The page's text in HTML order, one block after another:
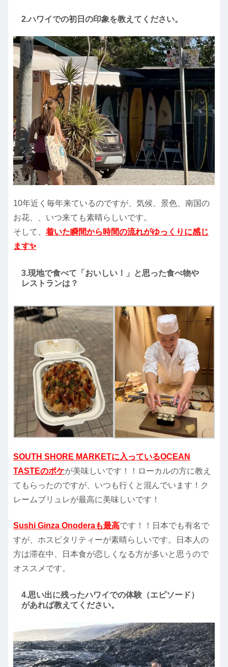
2.ハワイでの初日の印象を教えてください。
10年近く毎年来ているのですが、気候、景色、南国の
お花、、いつ来ても素晴らしいです。
そして、 着いた瞬間から時間の流れがゆっくりに感じ
ます✨
3.現地で食べて「おいしい！」と思った食べ物や
レストランは？
SOUTH SHORE MARKETに入っているOCEAN
TASTEのポケが美味しいです！！ローカルの方に教え
てもらったのですが、いつも行くと混んでいます！ク
レームブリュレが最高に美味しいです！
Sushi Ginza Onoderaも最高です！！日本でも有名で
すが、ホスピタリティーが素晴らしいです。日本人の
方は滞在中、日本食が恋しくなる方が多いと思うので
オススメです。
4.思い出に残ったハワイでの体験（エピソード）
があれば教えてください。